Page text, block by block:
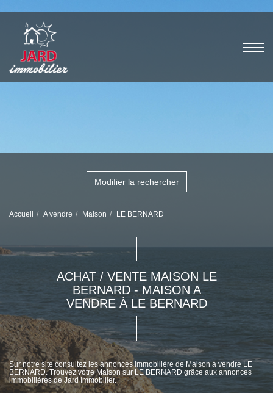
Modifier la rechercher
Accueil A vendre Maison LE BERNARD
ACHAT / VENTE MAISON LE
BERNARD - MAISON A
VENDRE À LE BERNARD
Sur notre site consultez les annonces immobilière de Maison à vendre LE
BERNARD. Trouvez votre Maison sur LE BERNARD grâce aux annonces
immobilières de Jard Immobilier.